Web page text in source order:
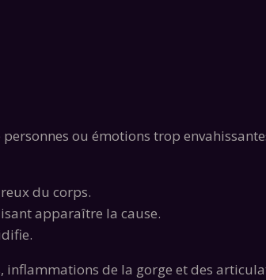
ou émotions trop
du corps.
apparaître la cause.
de la gorge et des